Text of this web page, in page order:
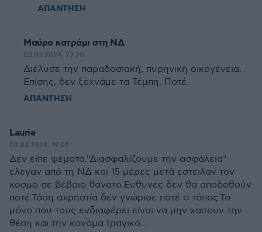
ΑΠΑΝΤΗΣΗ
Μαύρο κατράμι στη ΝΔ
03.03.2024, 22:20
Διέλυσε την παραδοσιακή, πυρηνική οικογένεια.
Επίσης, δεν ξεχνάμε τα Τέμπη. Ποτέ.
ΑΠΑΝΤΗΣΗ
Laurie
03.03.2024, 19:07
Δεν είπε ψέματα."Διασφαλίζουμε την ασφάλεια"
ελεγαν από τη ΝΔ και 15 μέρες μετά εστειλαν τον
κοσμο σε βέβαιο θάνατο.Ευθυνες δεν θα αποδοθούν
ποτέ.Τόση αχρηστία δεν γνώρισε ποτέ ο τόπος.Το
μόνο που τους ενδιαφέρει είναι να μην χασουν την
θέση και την κονόμα.Τραγικό...